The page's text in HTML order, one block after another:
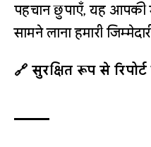
पहचान छुपाएँ, यह आपकी
सामने लाना हमारी
🔗 सुरक्षित रूप से